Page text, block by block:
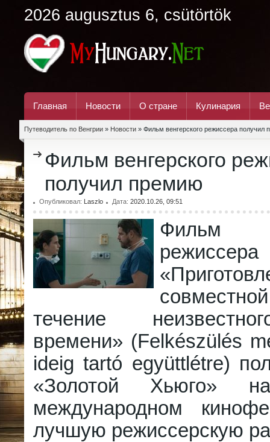
2026 augusztus 6, csütörtök
Главная Новости О стране Кулинария
Путеводитель по Венгрии » Новости » Фильм венгерского режиссера получил
Фильм венгерского
получил премию
Опубликовал: Laszlo Дата: 2020.10.26, 09:51
Фильм
течение
времени» (Felkészülés
ideig tartó együttlétre)
«Золотой Хьюго»
международном
лучшую режиссерскую